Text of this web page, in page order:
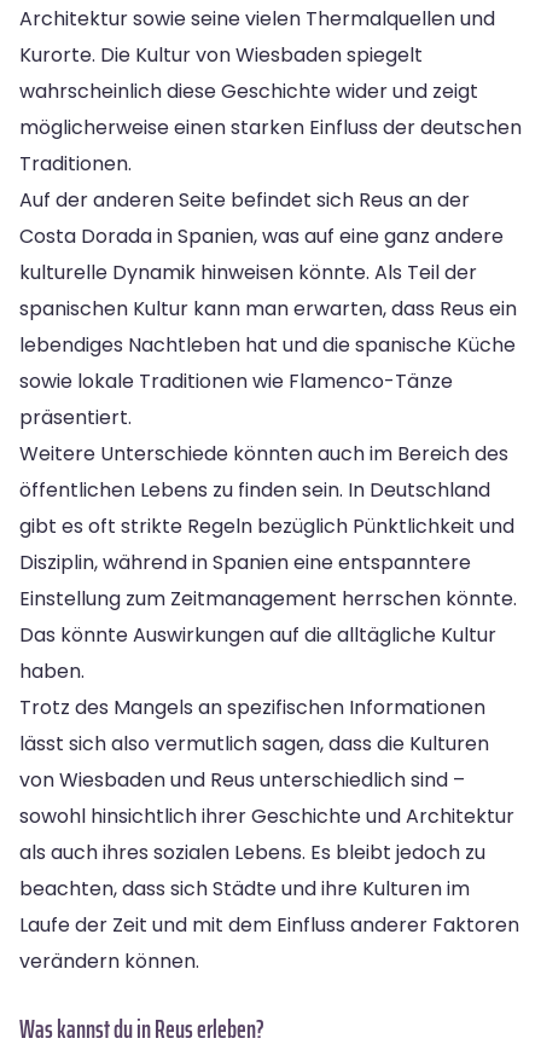
Architektur sowie seine vielen Thermalquellen und
Kurorte. Die Kultur von Wiesbaden spiegelt
wahrscheinlich diese Geschichte wider und zeigt
möglicherweise einen starken Einfluss der deutschen
Traditionen.
Auf der anderen Seite befindet sich Reus an der
Costa Dorada in Spanien, was auf eine ganz andere
kulturelle Dynamik hinweisen könnte. Als Teil der
spanischen Kultur kann man erwarten, dass Reus ein
lebendiges Nachtleben hat und die spanische Küche
sowie lokale Traditionen wie Flamenco-Tänze
präsentiert.
Weitere Unterschiede könnten auch im Bereich des
öffentlichen Lebens zu finden sein. In Deutschland
gibt es oft strikte Regeln bezüglich Pünktlichkeit und
Disziplin, während in Spanien eine entspanntere
Einstellung zum Zeitmanagement herrschen könnte.
Das könnte Auswirkungen auf die alltägliche Kultur
haben.
Trotz des Mangels an spezifischen Informationen
lässt sich also vermutlich sagen, dass die Kulturen
von Wiesbaden und Reus unterschiedlich sind –
sowohl hinsichtlich ihrer Geschichte und Architektur
als auch ihres sozialen Lebens. Es bleibt jedoch zu
beachten, dass sich Städte und ihre Kulturen im
Laufe der Zeit und mit dem Einfluss anderer Faktoren
verändern können.
Was kannst du in Reus erleben?